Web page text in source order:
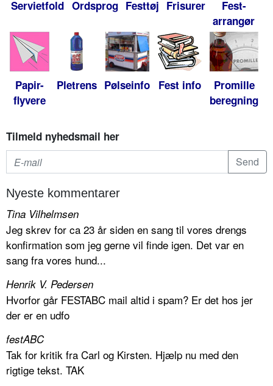
Servietfold Ordsprog Festtøj Frisurer
Fest-
arrangør
Papir-
flyvere
Pletrens Pølseinfo Fest info
Promille
beregning
Tilmeld nyhedsmail her
Nyeste kommentarer
Tina Vilhelmsen
Jeg skrev for ca 23 år siden en sang til vores drengs
konfirmation som jeg gerne vil finde igen. Det var en
sang fra vores hund...
Henrik V. Pedersen
Hvorfor går FESTABC mail altid i spam? Er det hos jer
der er en udfo
festABC
Tak for kritik fra Carl og Kirsten. Hjælp nu med den
rigtige tekst. TAK